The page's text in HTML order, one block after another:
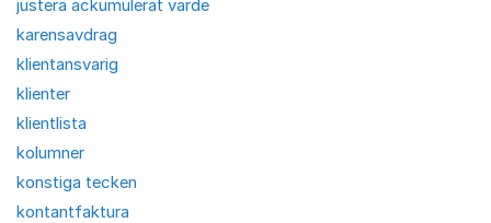
justera ackumulerat värde
karensavdrag
klientansvarig
klienter
klientlista
kolumner
konstiga tecken
kontantfaktura